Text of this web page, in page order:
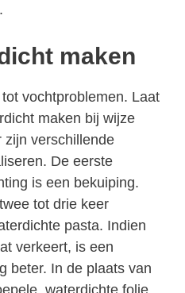
maken
vochtproblemen. Laat
maken bij wijze
zijn verschillende
De eerste
is een bekuiping.
tot drie keer
pasta. Indien
verkeert, is een
beter. In de plaats van
waterdichte folie